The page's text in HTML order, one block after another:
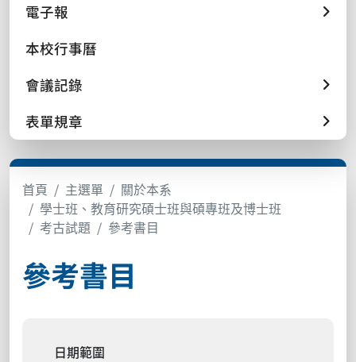
電子報
本校行事曆
會議記錄
表單規章
首頁 主選單
關於本系
學士班、教育研究碩士班與碩專班及博士班
考古試題
參考書目
參考書目
日期範圍